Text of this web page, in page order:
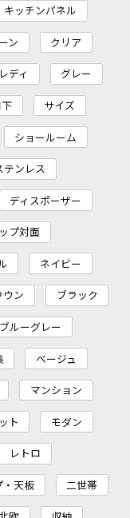
キッチンパネル
ン クリア
ディ グレー
サイズ
ショールーム
テンレス
ディスポーザー
プ対面
ネイビー
ウン ブラック
ブルーグレー
ベージュ
マンション
ト モダン
レトロ
・天板 二世帯